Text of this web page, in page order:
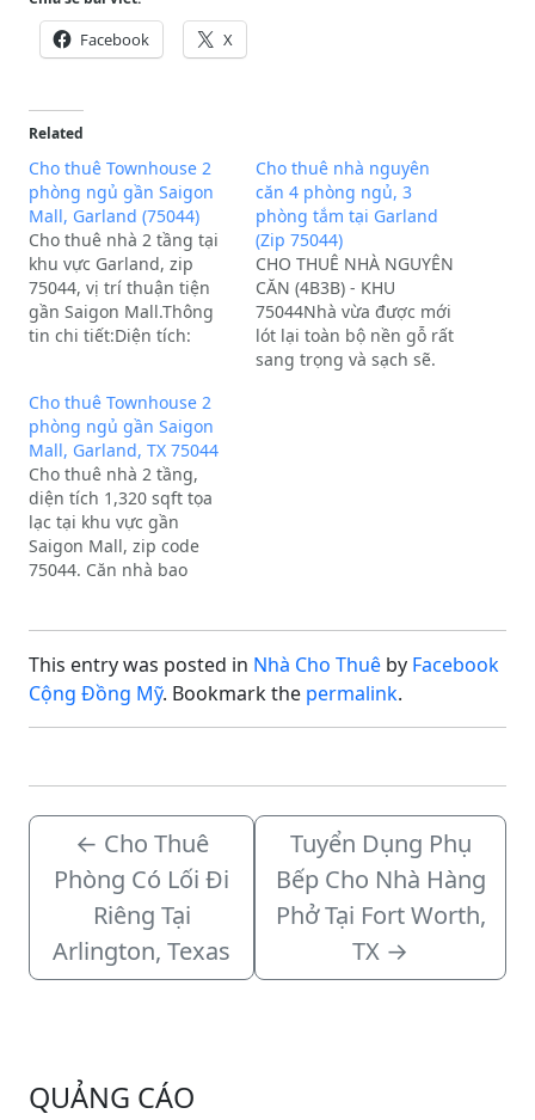
Facebook X
Related
Cho thuê Townhouse 2
phòng ngủ gần Saigon
Mall, Garland (75044)
Cho thuê nhà 2 tầng tại
khu vực Garland, zip
75044, vị trí thuận tiện
gần Saigon Mall.Thông
tin chi tiết:Diện tích:
tắm, 1 phòng làm việc
(study room).Tiện ích: 2
garage gắn liền.Khu vực:
Yên tĩnh, an ninh, phù
hợp cho…
Cho thuê nhà nguyên
căn 4 phòng ngủ, 3
phòng tắm tại Garland
(Zip 75044)
CHO THUÊ NHÀ NGUYÊN
CĂN (4B3B) - KHU
75044Nhà vừa được mới
lót lại toàn bộ nền gỗ rất
sang trọng và sạch sẽ.
Cho thuê Townhouse 2
phòng ngủ gần Saigon
Mall, Garland, TX 75044
Cho thuê nhà 2 tầng,
diện tích 1,320 sqft tọa
lạc tại khu vực gần
Saigon Mall, zip code
75044. Căn nhà bao
garage gắn liềnKhu vực
yên tĩnh, an ninh, rất
This entry was posted in Nhà Cho Thuê by Facebook
Cộng Đồng Mỹ. Bookmark the permalink.
← Cho Thuê
Phòng Có Lối Đi
Riêng Tại
Arlington, Texas
Tuyển Dụng Phụ
Bếp Cho Nhà Hàng
Phở Tại Fort Worth,
TX →
QUẢNG CÁO